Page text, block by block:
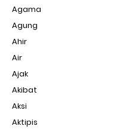
Agama
Agung
Ahir
Air
Ajak
Akibat
Aksi
Aktipis